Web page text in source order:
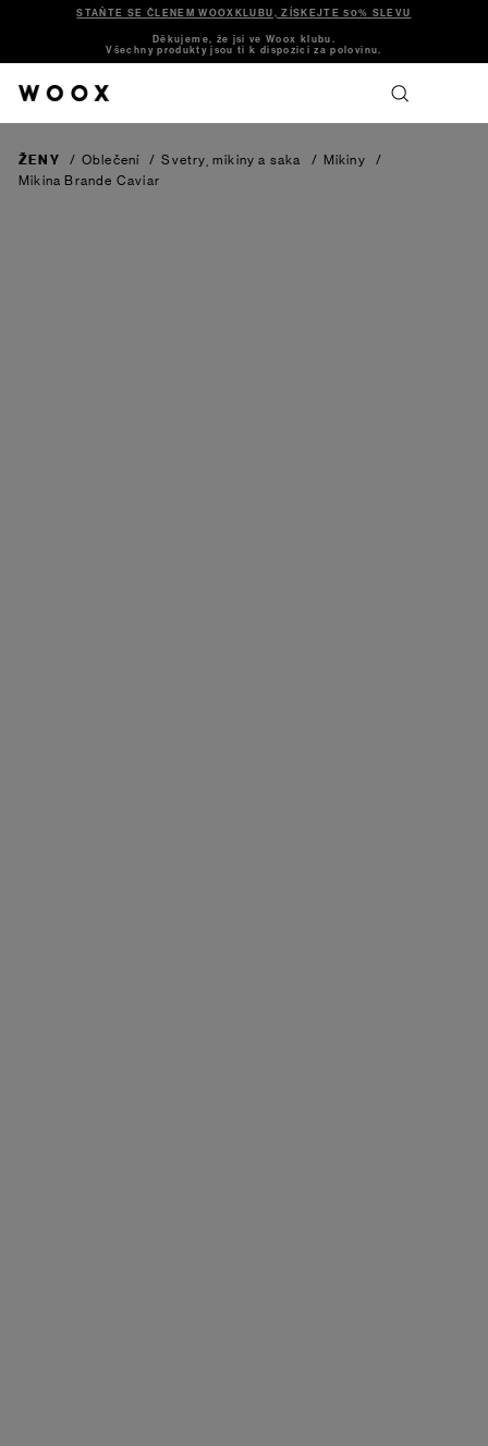
STAŇTE SE ČLENEM WOOXKLUBU, ZÍSKEJTE 50% SLEVU
Děkujeme, že jsi ve Woox klubu.
Všechny produkty jsou ti k dispozici za polovinu.
ŽENY / Oblečení / Svetry, mikiny a saka / Mikiny
/
Mikina Brande Caviar